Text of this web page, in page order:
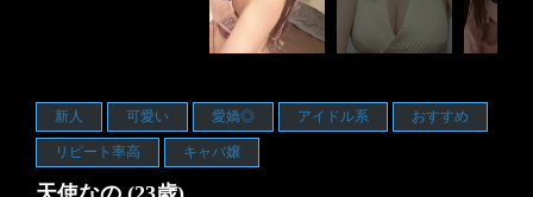
新人 可愛い 愛嬌◎ アイドル系 おすすめ
リピート率高 キャバ嬢